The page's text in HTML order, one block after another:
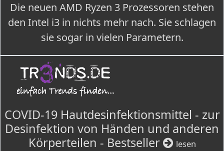
Die neuen AMD Ryzen 3 Prozessoren stehen
den Intel i3 in nichts mehr nach. Sie schlagen
sie sogar in vielen Parametern.
COVID-19 Hautdesinfektionsmittel - zur
Desinfektion von Händen und anderen
Körperteilen - Bestseller
lesen